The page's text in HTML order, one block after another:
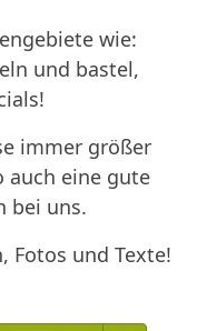
wie:
und bastel,
immer größer
auch eine gute
bei uns.
Fotos und Texte!